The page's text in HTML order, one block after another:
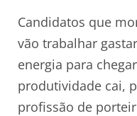
Candidatos que
vão trabalhar
energia para
produtividade cai,
profissão de